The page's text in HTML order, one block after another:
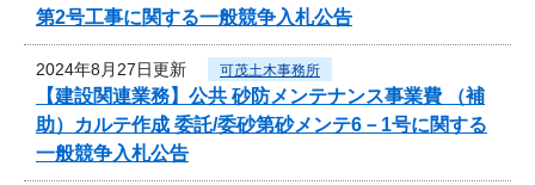
第2号工事に関する一般競争入札公告
2024年8月27日更新 可茂土木事務所
【建設関連業務】公共 砂防メンテナンス事業費 （補
助）カルテ作成 委託/委砂第砂メンテ6－1号に関する
一般競争入札公告